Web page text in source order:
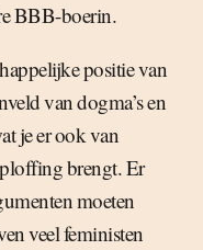
BBB-boerin.
positie van
van dogma’s en
je er ook van
brengt. Er
moeten
veel feministen